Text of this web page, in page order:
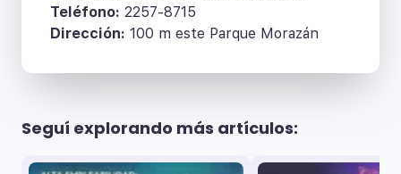
Teléfono: 2257-8715
Dirección: 100 m este Parque Morazán
Seguí explorando más artículos: